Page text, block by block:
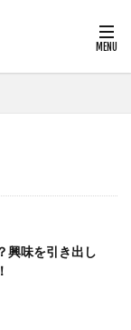
興味を引き出し